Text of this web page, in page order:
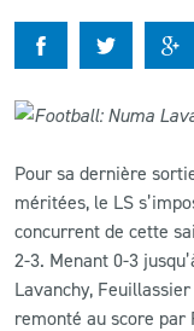
KIDS
BUSINESS
RESTAURATION
CLUB
CONTACT
Pour sa dernière
méritées, le LS
concurrent de cette
2-3. Menant 0-3
Lavanchy,
remonté au score par